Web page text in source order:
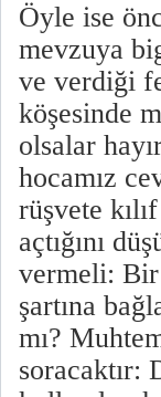
Öyle ise
mevzuya
ve verdiği
köşesinde
olsalar
hocamız
rüşvete
açtığını
vermeli: Bir
şartına
mı?
soracaktır: